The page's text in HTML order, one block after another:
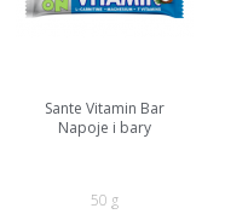
Sante Vitamin Bar
Napoje i bary
50 g